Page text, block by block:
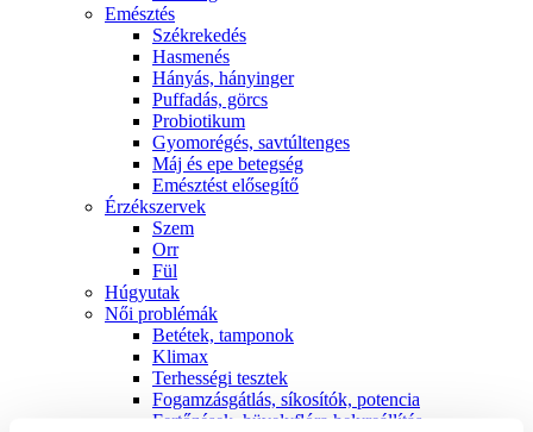
Emésztés
Székrekedés
Hasmenés
Hányás, hányinger
Puffadás, görcs
Probiotikum
Gyomorégés, savtúltenges
Máj és epe betegség
Emésztést elősegítő
Érzékszervek
Szem
Orr
Fül
Húgyutak
Női problémák
Betétek, tamponok
Klimax
Terhességi tesztek
Fogamzásgátlás, síkosítók, potencia
Fertőzések, hüvelyflóra helyreállítás